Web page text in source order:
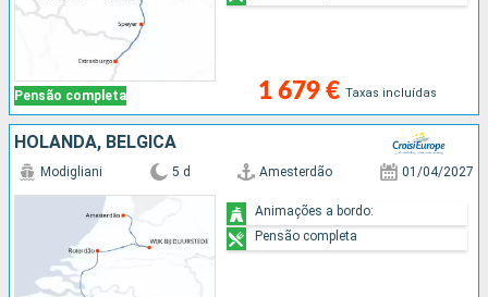
Pensão completa 1 679 € Taxas incluídas
HOLANDA, BÉLGICA
Modigliani 5 d Amesterdão 01/04/2027
Animações a bordo:
Pensão completa